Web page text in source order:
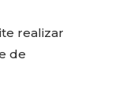
realizar
de